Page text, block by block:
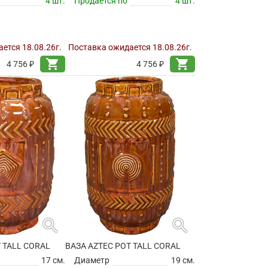
18.08.26г.
4 756 ₽
shopping_cart
Поставка ожидается 18.08.26г.
4 756 ₽
shopping_cart
search
CORAL
17 см.
search
ВАЗА AZTEC POT TALL CORAL
Диаметр
19 см.